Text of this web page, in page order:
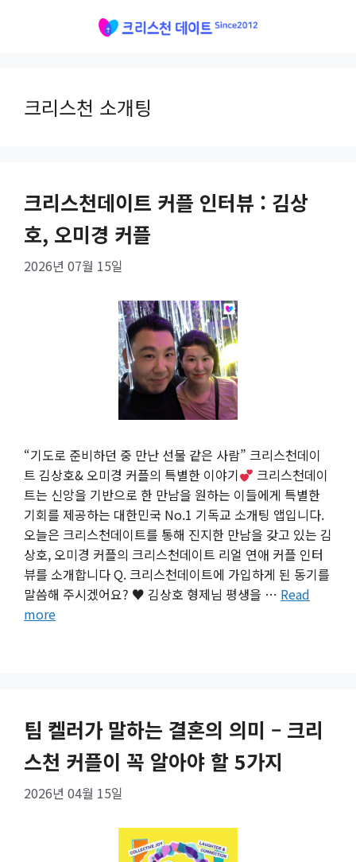
크리스천 소개팅
크리스천데이트 커플 인터뷰 : 김상
호, 오미경 커플
2026년 07월 15일
“기도로 준비하던 중 만난 선물 같은 사람” 크리스천데이
트 김상호& 오미경 커플의 특별한 이야기
크리스천데이
트는 신앙을 기반으로 한 만남을 원하는 이들에게 특별한
기회를 제공하는 대한민국 No.1 기독교 소개팅 앱입니다.
오늘은 크리스천데이트를 통해 진지한 만남을 갖고 있는 김
상호, 오미경 커플의 크리스천데이트 리얼 연애 커플 인터
뷰를 소개합니다 Q. 크리스천데이트에 가입하게 된 동기를
말씀해 주시겠어요? ♥︎ 김상호 형제님 평생을 … Read
more
팀 켈러가 말하는 결혼의 의미 – 크리
스천 커플이 꼭 알아야 할 5가지
2026년 04월 15일